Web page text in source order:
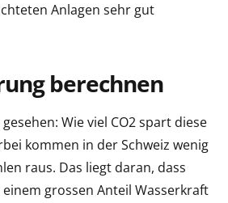
Anlagen sehr gut
berechnen
Wie viel CO2 spart diese
kommen in der Schweiz wenig
raus. Das liegt daran, dass
grossen Anteil Wasserkraft